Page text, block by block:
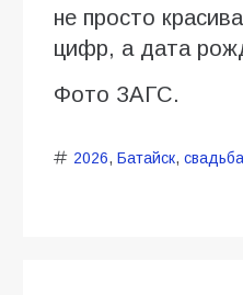
не просто
цифр, а дата
Фото ЗАГС.
2026, Батайск, свадьба